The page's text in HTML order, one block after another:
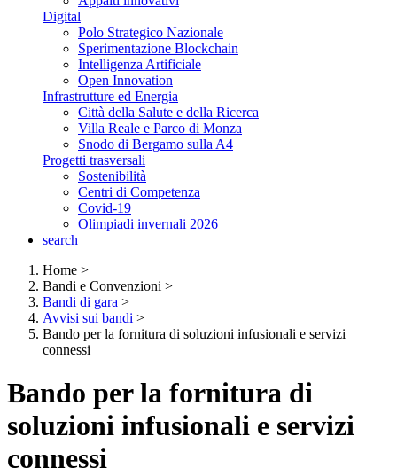
Digital
Polo Strategico Nazionale
Sperimentazione Blockchain
Intelligenza Artificiale
Open Innovation
Infrastrutture ed Energia
Città della Salute e della Ricerca
Villa Reale e Parco di Monza
Snodo di Bergamo sulla A4
Progetti trasversali
Sostenibilità
Centri di Competenza
Covid-19
Olimpiadi invernali 2026
search
Home >
Bandi e Convenzioni >
Bandi di gara >
Avvisi sui bandi >
Bando per la fornitura di soluzioni infusionali e servizi
connessi
Bando per la fornitura di
soluzioni infusionali e servizi
connessi